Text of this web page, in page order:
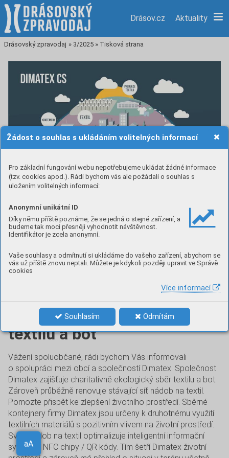
Žádost o souhlas s ukládáním volitelných informací
Pro základní fungování webu nepotřebujeme ukládat žádné informace
(tzv. cookies apod.). Rádi bychom vás ale požádali o souhlas s
uložením volitelných informací:
Anonymní unikátní ID
Díky němu příště poznáme, že se jedná o stejné zařízení, a
budeme tak moci přesněji vyhodnotit návštěvnost.
Identifikátor je zcela anonymní.
Vaše souhlasy a odmítnutí si ukládáme do vašeho zařízení, abychom se
vás už příště znovu neptali. Můžete je kdykoli později upravit ve Správě
cookies
Více informací
Souhlasím Odmítám
Aa
Drásov.cz Aktuality
Drásovský zpravodaj » 3/2025 » Tisková strana
Charitativně ekologický sběr
textilu a bot
Vážení spoluobčané, rádi bychom Vás informovali
o spolupráci mezi obcí a společností Dimatex. Společnost
Dimatex zajišťuje charitativně ekologický sběr textilu a bot.
Zároveň průběžně renovuje stávající síť nádob na textil.
Pomozte přispět ke zlepšení životního prostředí. Sběrné
kontejnery firmy Dimatex jsou určeny k druhotnému využití
textilních materiálů s pozitivním vlivem na životní prostředí.
Svoz nádob na textil optimalizuje inteligentní informační
systém a NFC chipy / QR kódy. Tím šetří Dimatex životní